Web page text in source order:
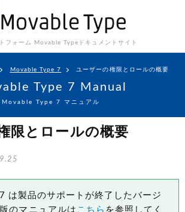
フォーム Movable Type ドキュメントサイト
Movable Type 7 ユーザーの権限とロールの概要
Type 7 Manual
Movable Type 7 マニュアル
限とロールの概要
は製品のサポートが終了したバージ
のマニュアルは こちら を参照してく